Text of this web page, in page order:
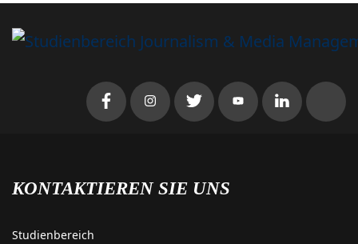
KONTAKTIEREN SIE UNS
Studienbereich